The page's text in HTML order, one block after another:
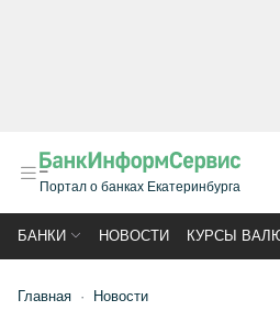
Портал о банках Екатеринбурга
БАНКИ НОВОСТИ КУРСЫ
Главная Новости